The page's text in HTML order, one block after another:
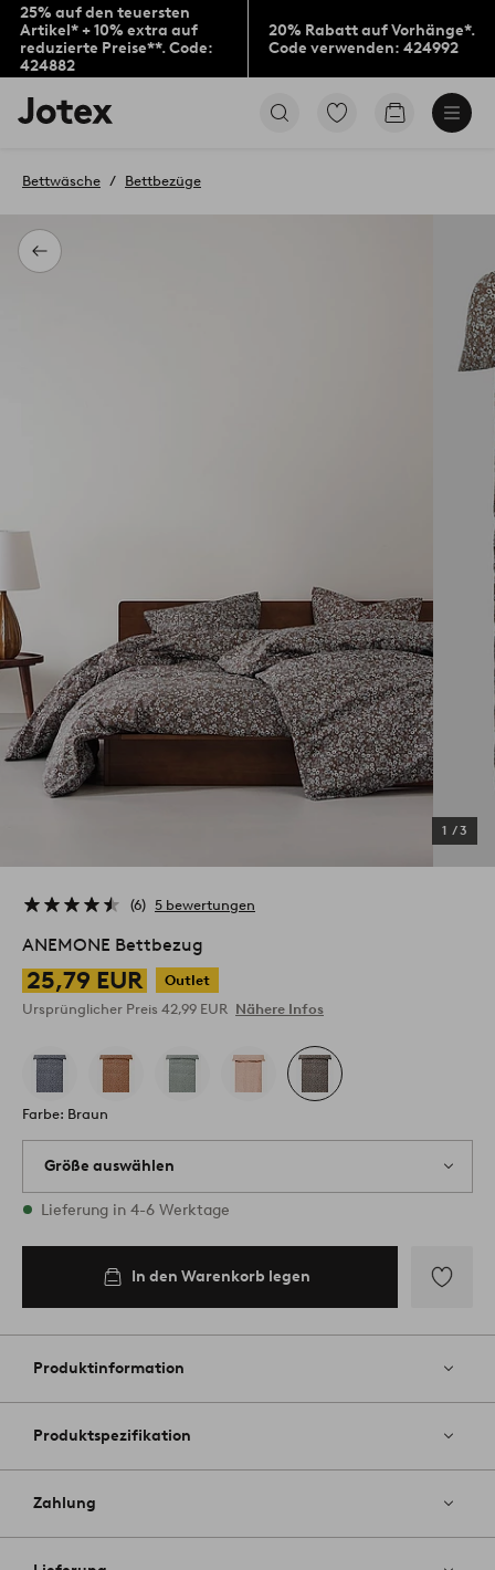
25% auf den teuersten
Artikel* + 10% extra auf
reduzierte Preise**. Code:
424882
20% Rabatt auf Vorhänge*.
Code verwenden: 424992
Jotex-
Logo
Startseite
Zu
Produkten
Zum
Zurück
Bettwäsche Bettbezüge
1 /3
6 5 bewertungen
ANEMONE Bettbezug
25,79 EUR
Outlet
Ursprünglicher Preis 42,99 EUR Nähere Infos
Farbe: Braun
Größe auswählen
1 Größen vorrätig
Lieferung in 4-6 Werktage
In den Warenkorb legen
Favoriten
Produktinformation
Produktspezifikation
Zahlung